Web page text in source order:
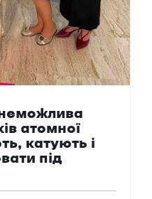
атомної
катують і
під